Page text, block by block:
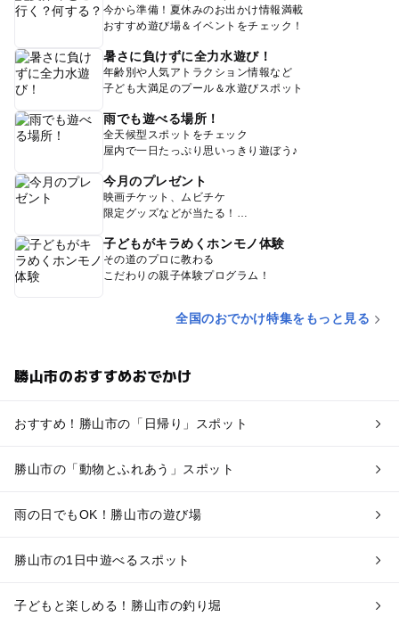
今から準備！夏休みのお出かけ情報満載
おすすめ遊び場＆イベントをチェック！
暑さに負けずに全力水遊び！
年齢別や人気アトラクション情報など
子ども大満足のプール＆水遊びスポット
雨でも遊べる場所！
全天候型スポットをチェック
屋内で一日たっぷり思いっきり遊ぼう♪
今月のプレゼント
映画チケット、ムビチケ
限定グッズなどが当たる！
子どもがキラめくホンモノ体験
その道のプロに教わる
こだわりの親子体験プログラム！
全国のおでかけ特集をもっと見る
勝山市のおすすめおでかけ
おすすめ！勝山市の「日帰り」スポット
勝山市の「動物とふれあう」スポット
雨の日でもOK！勝山市の遊び場
勝山市の1日中遊べるスポット
子どもと楽しめる！勝山市の釣り堀